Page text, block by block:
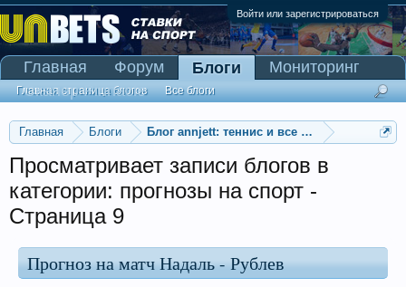
Войти или зарегистрироваться
Главная Блоги Блог annjett: теннис и все такое прочее
Просматривает записи блогов в
категории: прогнозы на спорт -
Страница 9
Прогноз на матч Надаль - Рублев
Главная Форум Блоги
Главная страница блогов Все блоги
Мониторинг
Сканер Pinnacle